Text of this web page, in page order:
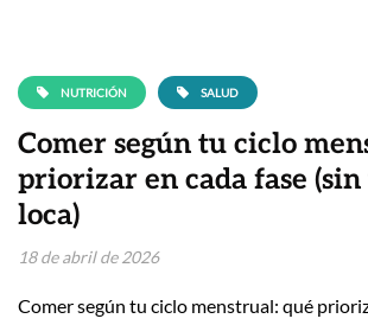
NUTRICIÓN SALUD
Comer según tu ciclo
priorizar en cada fase
loca)
18 de abril de 2026
Comer según tu ciclo menstrual: qué